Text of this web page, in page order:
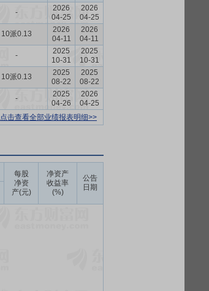
-
2026
04-25
2026
04-25
10派0.13
2026
04-11
2026
04-11
-
2025
10-31
2025
10-31
10派0.13
2025
08-22
2025
08-22
-
2025
04-26
2026
04-25
点击查看全部业绩报表明细>>
每股
净资
产(元)
净资产
收益率
(%)
公告
日期